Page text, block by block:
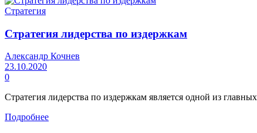
Стратегия
Стратегия лидерства по издержкам
Александр Кочнев
23.10.2020
0
Стратегия лидерства по издержкам является одной из
Подробнее